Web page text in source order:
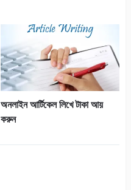
অনলাইন আর্টিকেল লিখে টাকা আয়
করুন